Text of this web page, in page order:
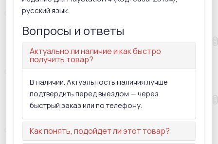
русский язык.
Вопросы и ответы
Актуально ли наличие и как быстро
получить товар?
В наличии. Актуальность наличия лучше
подтвердить перед выездом — через
быстрый заказ или по телефону.
Как понять, подойдет ли этот товар?